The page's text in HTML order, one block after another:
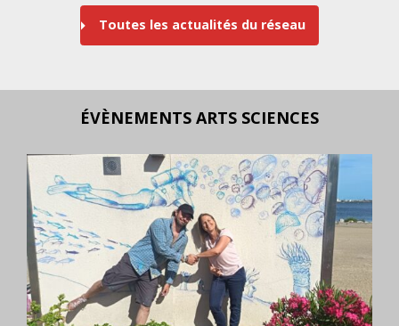
Toutes les actualités du réseau
ÉVÈNEMENTS ARTS SCIENCES